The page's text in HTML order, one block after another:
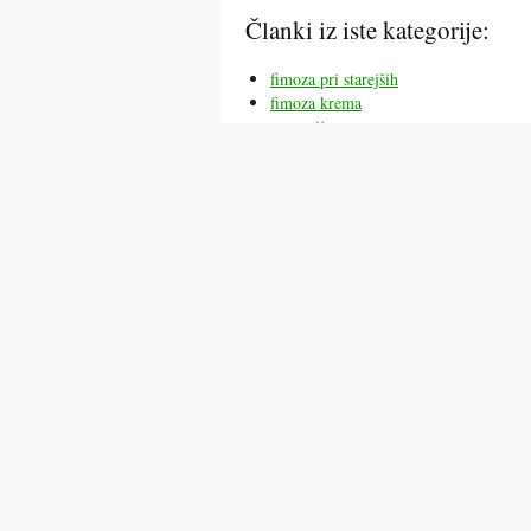
Članki iz iste kategorije:
fimoza pri starejših
fimoza krema
prepucij